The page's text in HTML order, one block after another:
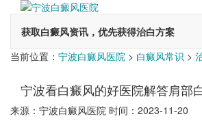
获取白癜风资讯，优先获得治白方案
当前位置： 宁波白癜风医院 > 白癜风常识 >
宁波看白癜风的好医院解答肩部
来源：宁波白癜风医院 时间：2023-11-20